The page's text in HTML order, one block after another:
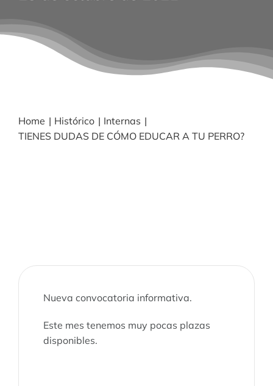
NOTICIAS
Home Histórico
Internas
TIENES DUDAS DE CÓMO EDUCAR A TU PERRO?
Nueva convocatoria informativa.
Este mes tenemos muy pocas plazas
disponibles.